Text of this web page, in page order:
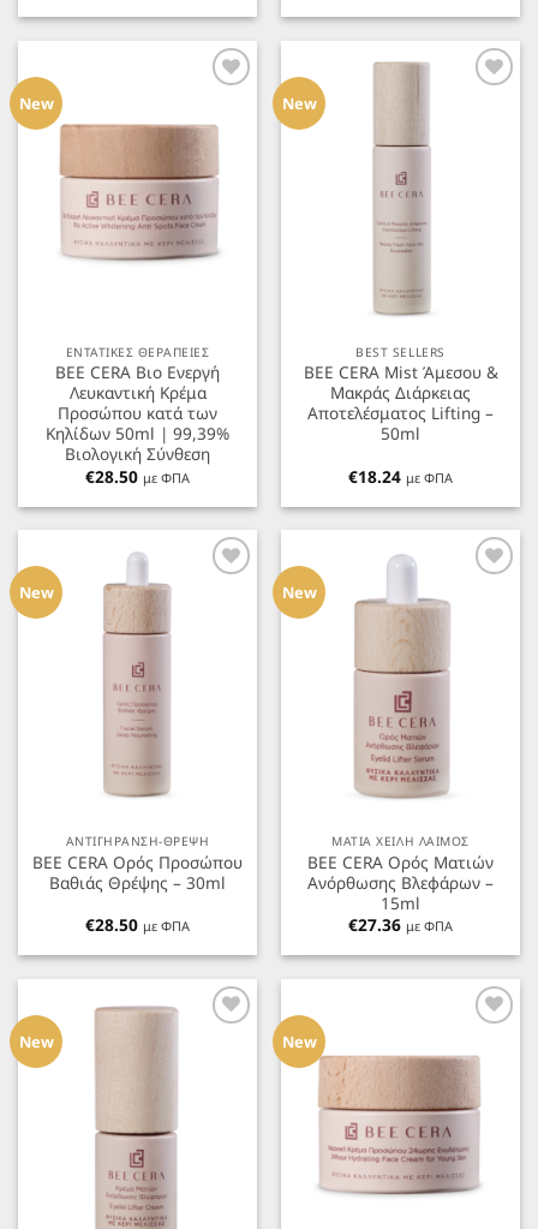
New
Προσθήκη
ΕΝΤΑΤΙΚΕΣ ΘΕΡΑΠΕΙΕΣ
BEE CERA Βιο Ενεργή
Λευκαντική Κρέμα
Προσώπου κατά των
Κηλίδων 50ml | 99,39%
Βιολογική Σύνθεση
€28.50 με ΦΠΑ
New
Προσθήκη
BEST SELLERS
BEE CERA Mist Άμεσου &
Μακράς Διάρκειας
Αποτελέσματος Lifting –
50ml
€18.24 με ΦΠΑ
New
Προσθήκη
ΑΝΤΙΓΗΡΑΝΣΗ-ΘΡΕΨΗ
BEE CERA Ορός Προσώπου
Βαθιάς Θρέψης – 30ml
€28.50 με ΦΠΑ
New
Προσθήκη
Αγαπημένα
ΜΑΤΙΑ ΧΕΙΛΗ ΛΑΙΜΟΣ
BEE CERA Ορός Ματιών
Ανόρθωσης Βλεφάρων –
15ml
€27.36 με ΦΠΑ
New
Προσθήκη
New
Προσθήκη